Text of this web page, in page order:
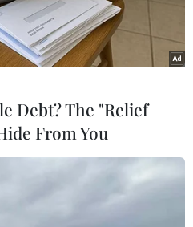
un (trái) thị sát vụ phóng tên
Debt? The "Relief
From You